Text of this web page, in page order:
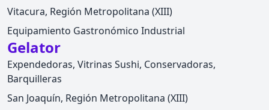
Vitacura, Región Metropolitana (XIII)
Equipamiento Gastronómico Industrial
Gelator
Expendedoras, Vitrinas Sushi, Conservadoras,
Barquilleras
San Joaquín, Región Metropolitana (XIII)